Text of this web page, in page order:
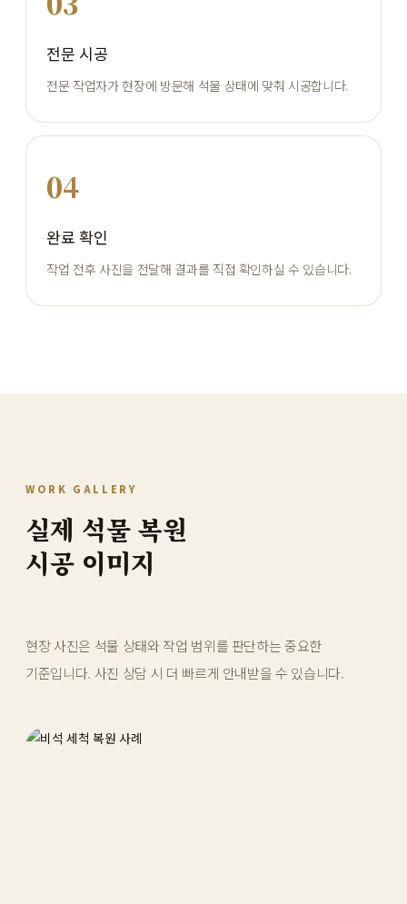
전문 시공
전문 작업자가 현장에 방문해 석물 상태에 맞춰 시공합니다.
04
완료 확인
작업 전후 사진을 전달해 결과를 직접 확인하실 수 있습니다.
WORK GALLERY
실제 석물 복원
시공 이미지
현장 사진은 석물 상태와 작업 범위를 판단하는 중요한
기준입니다. 사진 상담 시 더 빠르게 안내받을 수 있습니다.